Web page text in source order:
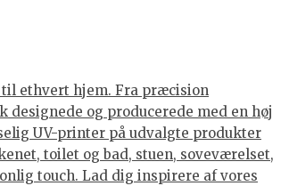
ethvert hjem. Fra præcision
og producerede med en høj
UV-printer på udvalgte produkter
toilet og bad, stuen, soveværelset,
touch. Lad dig inspirere af vores